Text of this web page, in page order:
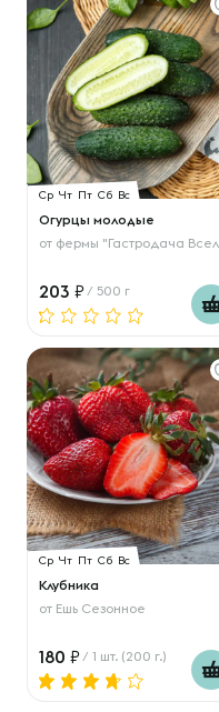
Ср Чт Пт Сб Вс
Огурцы молодые
от фермы "Гастродача Вселуг"
203 / 500 г
Ср Чт Пт Сб Вс
Клубника
от Ешь Сезонное
180 / 1 шт. (200 г.)